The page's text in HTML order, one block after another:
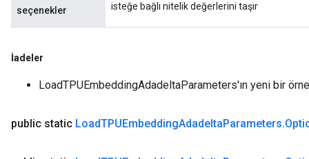
seçenekler isteğe bağlı nitelik değerlerini taşır
İadeler
LoadTPUEmbeddingAdadeltaParameters'ın yeni bir
public static LoadTPUEmbeddingAdadeltaParameters.